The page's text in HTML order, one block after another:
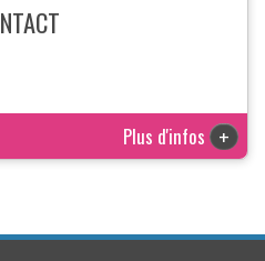
Plus d'infos +